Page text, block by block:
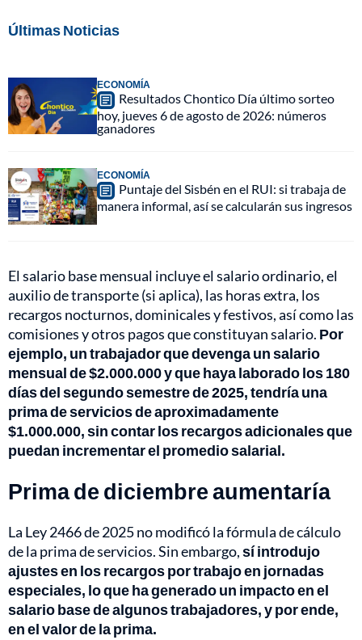
Últimas Noticias
ECONOMÍA
Resultados Chontico Día último sorteo
hoy, jueves 6 de agosto de 2026: números
ganadores
ECONOMÍA
Puntaje del Sisbén en el RUI: si trabaja de
manera informal, así se calcularán sus ingresos
El salario base mensual incluye el salario ordinario, el
auxilio de transporte (si aplica), las horas extra, los
recargos nocturnos, dominicales y festivos, así como las
comisiones y otros pagos que constituyan salario. Por
ejemplo, un trabajador que devenga un salario
mensual de $2.000.000 y que haya laborado los 180
días del segundo semestre de 2025, tendría una
prima de servicios de aproximadamente
$1.000.000, sin contar los recargos adicionales que
puedan incrementar el promedio salarial.
Prima de diciembre aumentaría
La Ley 2466 de 2025 no modificó la fórmula de cálculo
de la prima de servicios. Sin embargo,sí introdujo
ajustes en los recargos por trabajo en jornadas
especiales, lo que ha generado un impacto en el
salario base de algunos trabajadores, y por ende,
en el valor de la prima.